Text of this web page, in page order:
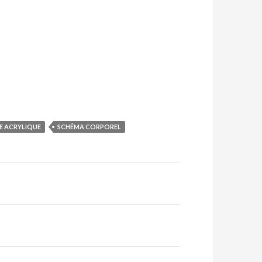
ACRYLIQUE SCHÉMA CORPOREL